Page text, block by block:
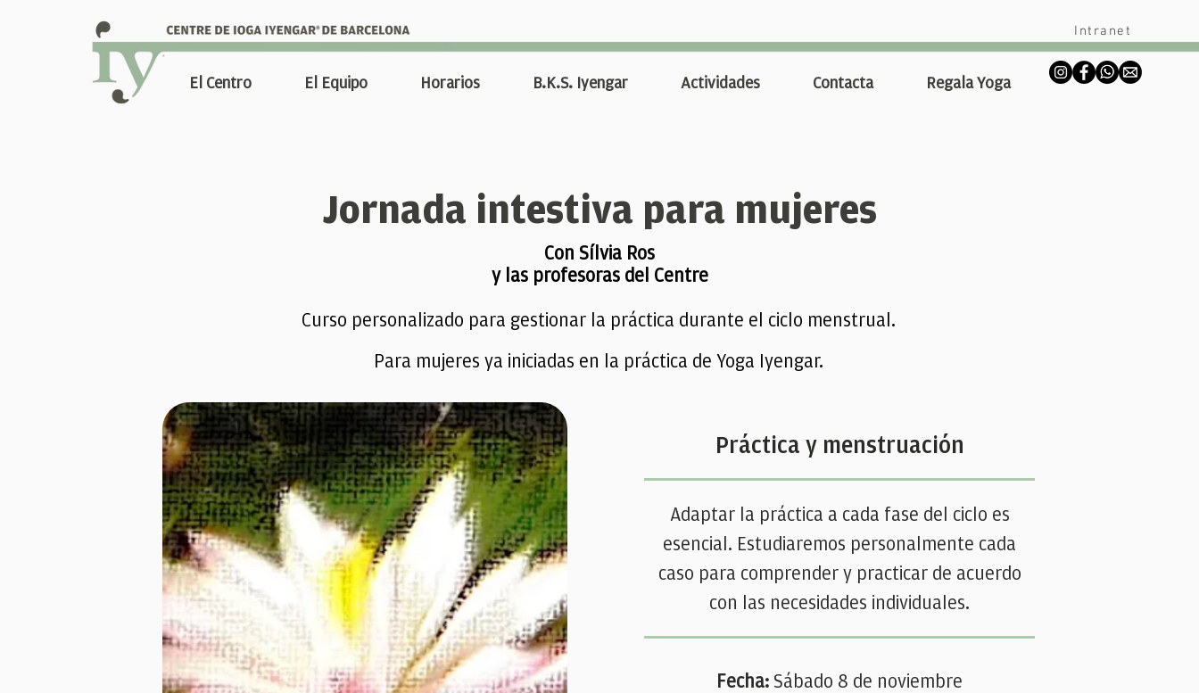
El Centro El Equipo Horarios B.K.S. Iyengar Actividades Contacta Regala Yoga
Intranet
Jornada intestiva para mujeres
Con Sílvia Ros
y las profesoras del Centre
Curso personalizado para gestionar la práctica durante el ciclo menstrual.
Para mujeres ya iniciadas en la práctica de Yoga Iyengar.
Práctica y menstruación
Adaptar la práctica a cada fase del ciclo es
esencial. Estudiaremos personalmente cada
caso para comprender y practicar de acuerdo
con las necesidades individuales.
Fecha: Sábado 8 de noviembre